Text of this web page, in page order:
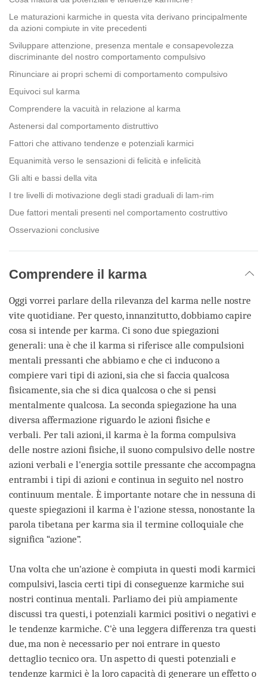
Le maturazioni karmiche in questa vita derivano principalmente
da azioni compiute in vite precedenti
Sviluppare attenzione, presenza mentale e consapevolezza
discriminante del nostro comportamento compulsivo
Rinunciare ai propri schemi di comportamento compulsivo
Equivoci sul karma
Comprendere la vacuità in relazione al karma
Astenersi dal comportamento distruttivo
Fattori che attivano tendenze e potenziali karmici
Equanimità verso le sensazioni di felicità e infelicità
Gli alti e bassi della vita
I tre livelli di motivazione degli stadi graduali di lam-rim
Due fattori mentali presenti nel comportamento costruttivo
Osservazioni conclusive
Comprendere il karma
Oggi vorrei parlare della rilevanza del karma nelle nostre
vite quotidiane. Per questo, innanzitutto, dobbiamo capire
cosa si intende per karma. Ci sono due spiegazioni
generali: una è che il karma si riferisce alle compulsioni
mentali pressanti che abbiamo e che ci inducono a
compiere vari tipi di azioni, sia che si faccia qualcosa
fisicamente, sia che si dica qualcosa o che si pensi
mentalmente qualcosa. La seconda spiegazione ha una
diversa affermazione riguardo le azioni fisiche e
verbali. Per tali azioni, il karma è la forma compulsiva
delle nostre azioni fisiche, il suono compulsivo delle nostre
azioni verbali e l'energia sottile pressante che accompagna
entrambi i tipi di azioni e continua in seguito nel nostro
continuum mentale. È importante notare che in nessuna di
queste spiegazioni il karma è l'azione stessa, nonostante la
parola tibetana per karma sia il termine colloquiale che
significa “azione”.
Una volta che un'azione è compiuta in questi modi karmici
compulsivi, lascia certi tipi di conseguenze karmiche sui
nostri continua mentali. Parliamo dei più ampiamente
discussi tra questi, i potenziali karmici positivi o negativi e
le tendenze karmiche. C'è una leggera differenza tra questi
due, ma non è necessario per noi entrare in questo
dettaglio tecnico ora. Un aspetto di questi potenziali e
tendenze karmici è la loro capacità di generare un effetto o